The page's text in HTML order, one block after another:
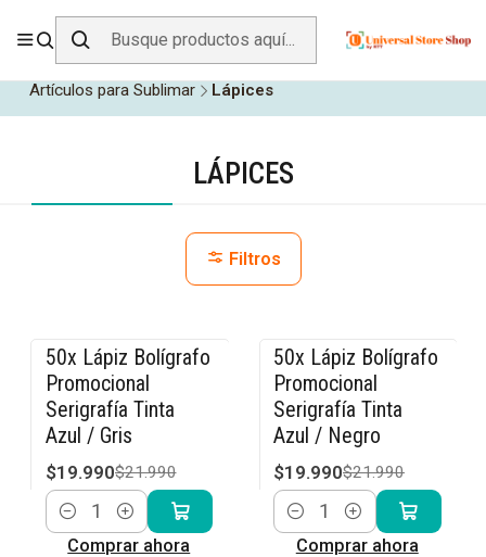
ENVÍO GRATIS SOBRE$19.990EN ZONA CENTRO
Artículos para Sublimar
Lápices
LÁPICES
Filtros
-9% OFF
50x Lápiz Bolígrafo
Promocional
Serigrafía Tinta
Azul / Gris
$19.990$21.990
Cantidad
Comprar ahora
-9% OFF
50x Lápiz Bolígrafo
Promocional
Serigrafía Tinta
Azul / Negro
$19.990$21.990
Cantidad
Comprar ahora